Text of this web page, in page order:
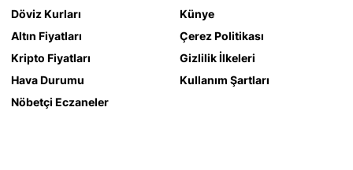
Döviz Kurları
Altın Fiyatları
Kripto Fiyatları
Hava Durumu
Nöbetçi Eczaneler
Künye
Çerez Politikası
Gizlilik İlkeleri
Kullanım Şartları